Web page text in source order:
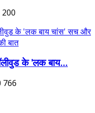
200
के 'लक बाय...
766